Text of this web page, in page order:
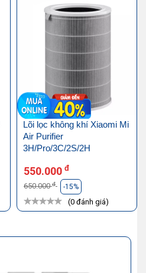
Lõi lọc không khí Xiaomi Mi
Air Purifier
3H/Pro/3C/2S/2H
550.000 đ
650.000đ -15%
(0 đánh giá)